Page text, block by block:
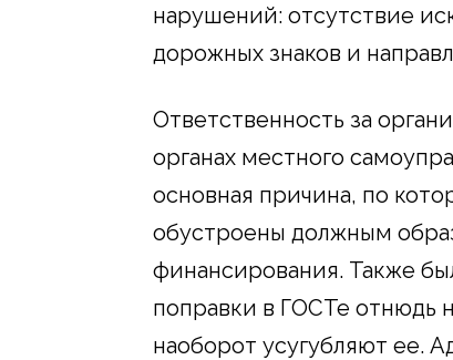
нарушений: отсутствие
дорожных знаков и
Ответственность за
органах местного
основная причина, по
обустроены должным
финансирования. Также
поправки в ГОСТе отнюдь
наоборот усугубляют ее.